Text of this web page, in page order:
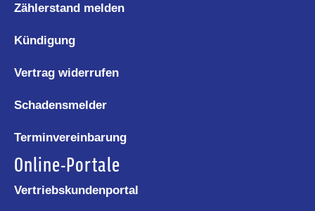
Zählerstand melden
Kündigung
Vertrag widerrufen
Schadensmelder
Terminvereinbarung
Online-Portale
Vertriebskundenportal